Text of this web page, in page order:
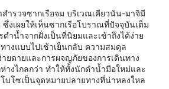
ำรวจซากเรือจม บริเวณเคียวนัน-มาจิมี
งเผยให้เห็นซากเรือโบราณที่ปัจจุบันเต็ม
ำน้ำจากฝั่งเป็นที่นิยมและเข้าถึงได้ง่าย
างแบบไปเช้าเย็นกลับ ความสมดุล
ายดายและการผจญภัยของการเดินทาง
างไกลกว่า ทำให้ทั้งนักดำน้ำมือใหม่และ
บโซเป็นจุดหมายปลายทางที่น่าหลงใหล